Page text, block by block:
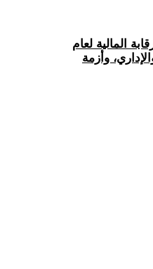
المالية لعام
وأزمة